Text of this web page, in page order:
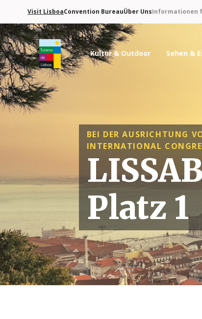
Visit LisboaConvention BureauÜber UnsInformationen
Turismo de Lisboa Logo
Kultur & Outdoor Sehen &
BEI DER AUSRICHTUNG
INTERNATIONAL
Platz 1